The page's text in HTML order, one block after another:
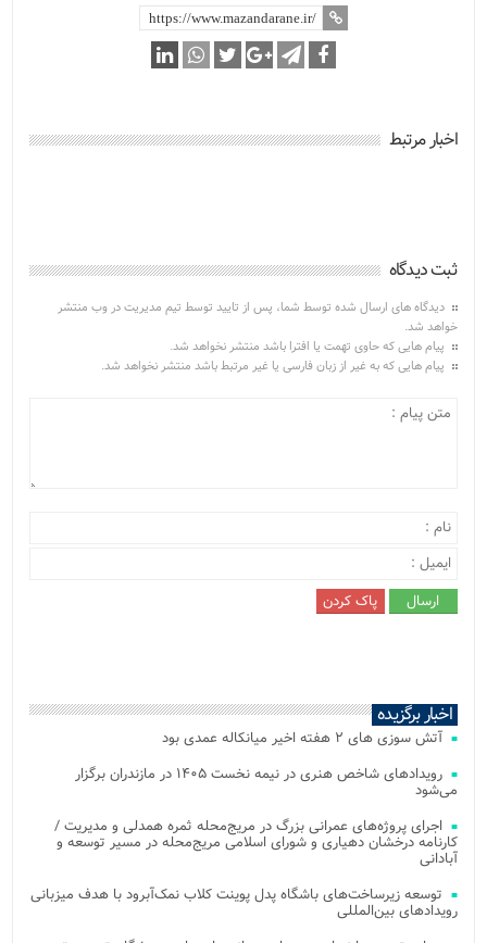
اخبار مرتبط
ثبت دیدگاه
دیدگاه های ارسال شده توسط شما، پس از تایید توسط تیم مدیریت در وب منتشر
خواهد شد.
پیام هایی که حاوی تهمت یا افترا باشد منتشر نخواهد شد.
پیام هایی که به غیر از زبان فارسی یا غیر مرتبط باشد منتشر نخواهد شد.
اخبار برگزیده
آتش‌ سوزی‌ های ۲ هفته اخیر میانکاله عمدی بود
رویدادهای شاخص هنری در نیمه نخست ۱۴۰۵ در مازندران برگزار
می‌شود
اجرای پروژه‌های عمرانی بزرگ در مریج‌محله ثمره همدلی و مدیریت /
کارنامه درخشان دهیاری و شورای اسلامی مریج‌محله در مسیر توسعه و
آبادانی
توسعه زیرساخت‌های باشگاه پدل پوینت کلاب نمک‌آبرود با هدف میزبانی
رویدادهای بین‌المللی